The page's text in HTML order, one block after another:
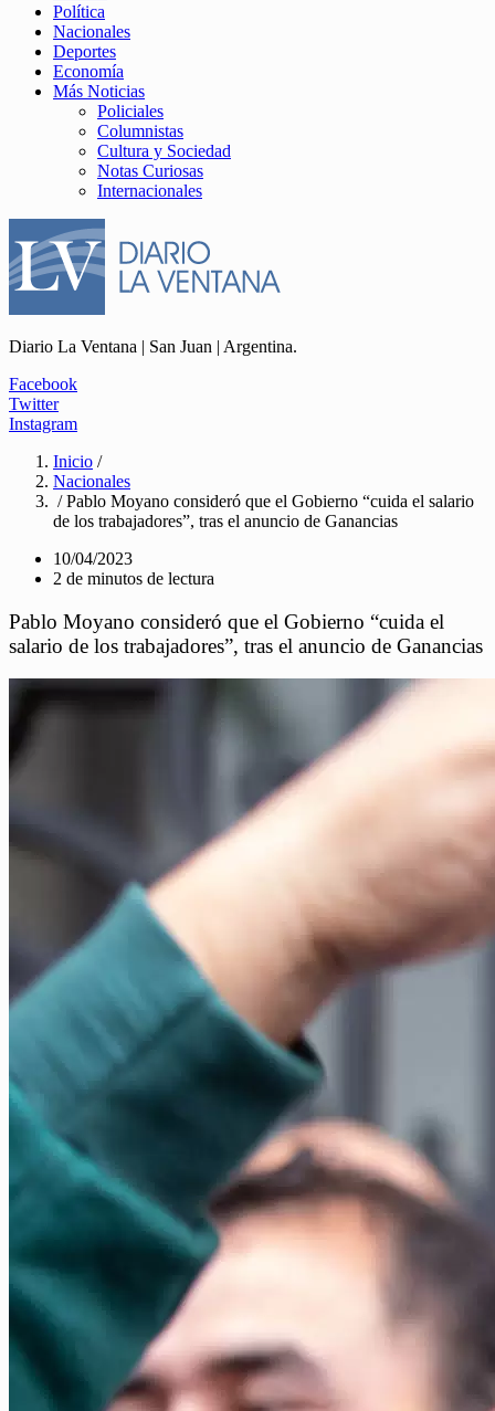
Política
Nacionales
Deportes
Economía
Más Noticias
Policiales
Columnistas
Cultura y Sociedad
Notas Curiosas
Internacionales
Diario La Ventana | San Juan | Argentina.
Facebook
Twitter
Instagram
Inicio /
Nacionales
/ Pablo Moyano consideró que el Gobierno “cuida el salario
de los trabajadores”, tras el anuncio de Ganancias
10/04/2023
2 de minutos de lectura
Pablo Moyano consideró que el Gobierno “cuida el
salario de los trabajadores”, tras el anuncio de Ganancias